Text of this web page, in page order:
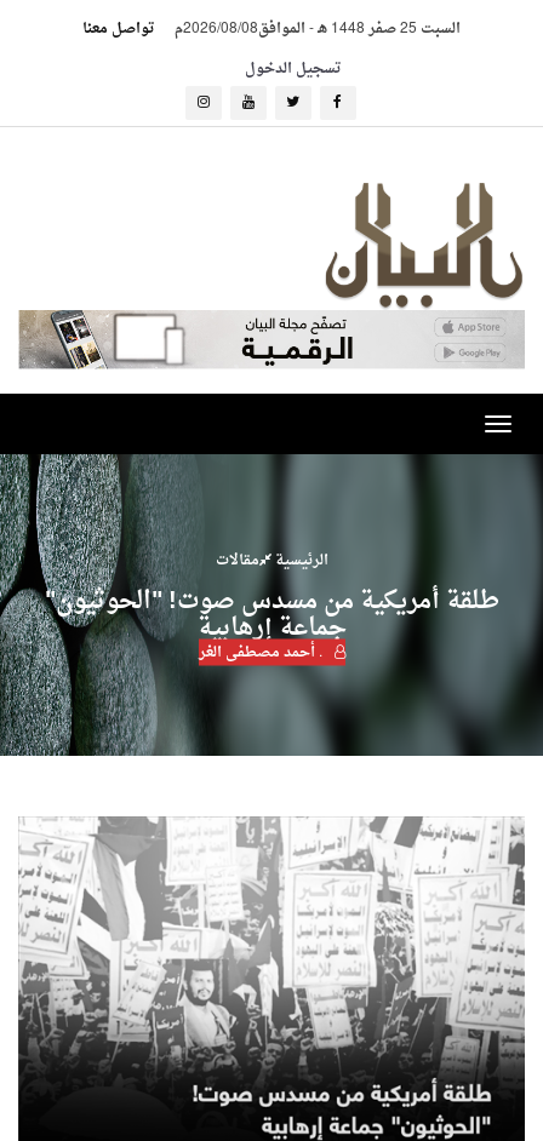
السبت 25 صفر 1448 هـ -الموافق2026/08/08م
تواصل معنا
تسجيل الدخول
Toggle
navigation
الرئيسية مقالات
طلقة أمريكية من مسدس صوت! "الحوثيون"
جماعة إرهابية
. أحمد مصطفى الغر